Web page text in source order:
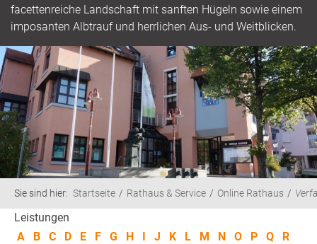
facettenreiche Landschaft mit sanften Hügeln sowie einem
imposanten Albtrauf und herrlichen Aus- und Weitblicken.
Sie sind hier: Startseite Rathaus & Service Online Rathaus
Leistungen
A
B C D E F G H I J K L M N O P Q
R